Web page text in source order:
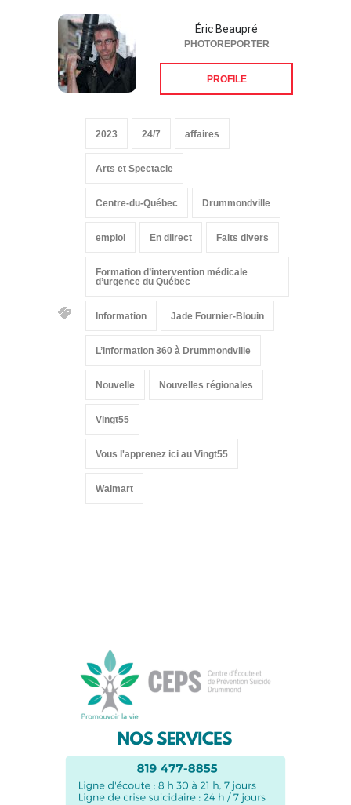
Éric Beaupré
PHOTOREPORTER
PROFILE
2023 24/7 affaires
Arts et Spectacle
Centre-du-Québec Drummondville
emploi En diirect Faits divers
Formation d’intervention médicale
d’urgence du Québec
Information Jade Fournier-Blouin
L’information 360 à Drummondville
Nouvelle Nouvelles régionales
Vingt55
Vous l'apprenez ici au Vingt55
Walmart